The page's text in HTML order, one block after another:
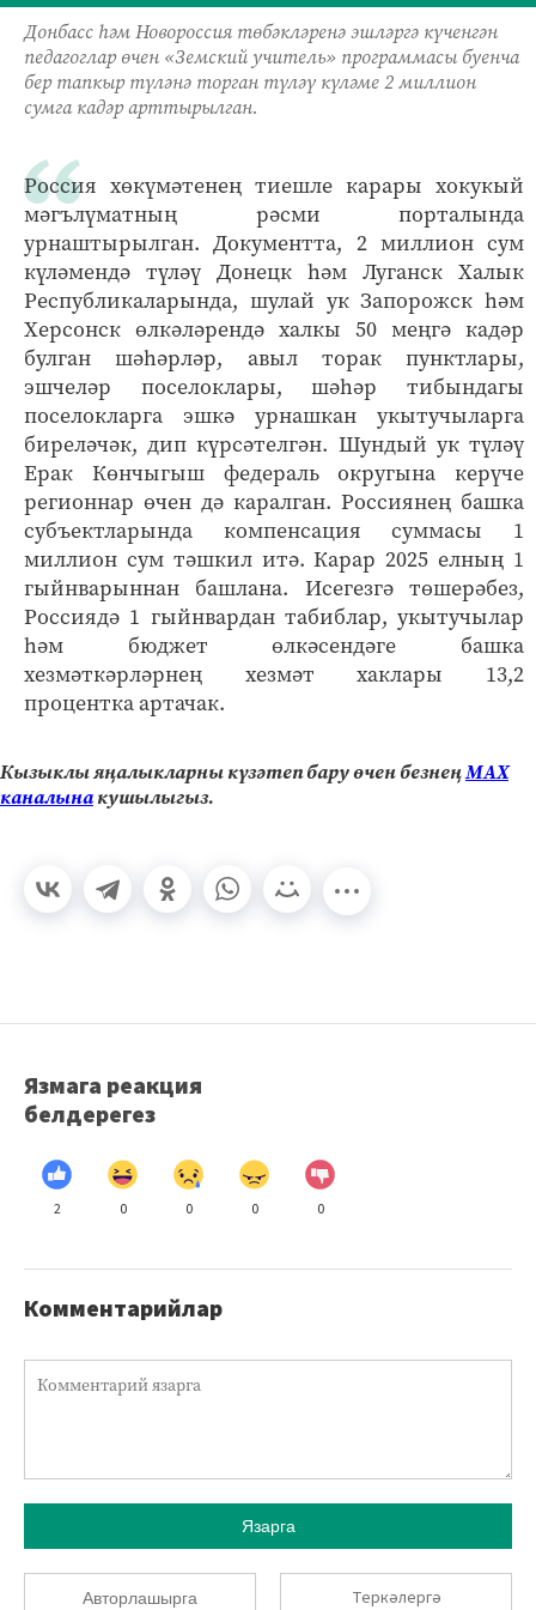
Донбасс һәм Новороссия төбәкләренә эшләргә күченгән
педагоглар өчен «Земский учитель» программасы буенча
бер тапкыр түләнә торган түләү күләме 2 миллион
сумга кадәр арттырылган.
Россия хөкүмәтенең тиешле карары хокукый
мәгълүматның рәсми порталында
урнаштырылган. Документта, 2 миллион сум
күләмендә түләү Донецк һәм Луганск Халык
Республикаларында, шулай ук Запорожск һәм
Херсонск өлкәләрендә халкы 50 меңгә кадәр
булган шәһәрләр, авыл торак пунктлары,
эшчеләр поселоклары, шәһәр тибындагы
поселокларга эшкә урнашкан укытучыларга
биреләчәк, дип күрсәтелгән. Шундый ук түләү
Ерак Көнчыгыш федераль округына керүче
регионнар өчен дә каралган. Россиянең башка
субъектларында компенсация суммасы 1
миллион сум тәшкил итә. Карар 2025 елның 1
гыйнварыннан башлана. Исегезгә төшерәбез,
Россиядә 1 гыйнвардан табиблар, укытучылар
һәм бюджет өлкәсендәге башка
хезмәткәрләрнең хезмәт хаклары 13,2
процентка артачак.
Кызыклы яңалыкларны күзәтеп бару өчен безнеңМАХ
каналынакушылыгыз.
Язмага реакция
белдерегез
2 0 0 0 0
Комментарийлар
Язарга
Авторлашырга Теркәлергә